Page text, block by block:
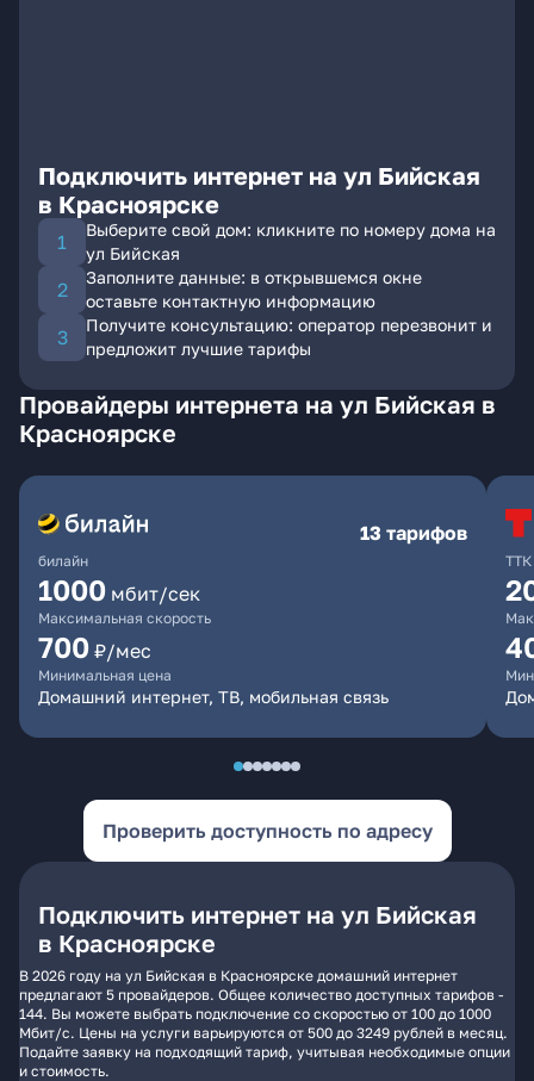
Подключить интернет на ул Бийская
в Красноярске
Выберите свой дом: кликните по номеру дома на
ул Бийская
Заполните данные: в открывшемся окне
оставьте контактную информацию
Получите консультацию: оператор перезвонит и
предложит лучшие тарифы
Провайдеры интернета на ул Бийская в
Красноярске
билайн
13 тарифов
1000 мбит/сек
Максимальная скорость
700 ₽/мес
Минимальная цена
Домашний интернет, ТВ, мобильная связь
ТТК
Проверить доступность по адресу
Подключить интернет на ул Бийская
в Красноярске
В 2026 году на ул Бийская в Красноярске домашний интернет
предлагают 5 провайдеров. Общее количество доступных тарифов -
144. Вы можете выбрать подключение со скоростью от 100 до 1000
Мбит/с. Цены на услуги варьируются от 500 до 3249 рублей в месяц.
Подайте заявку на подходящий тариф, учитывая необходимые опции
и стоимость.